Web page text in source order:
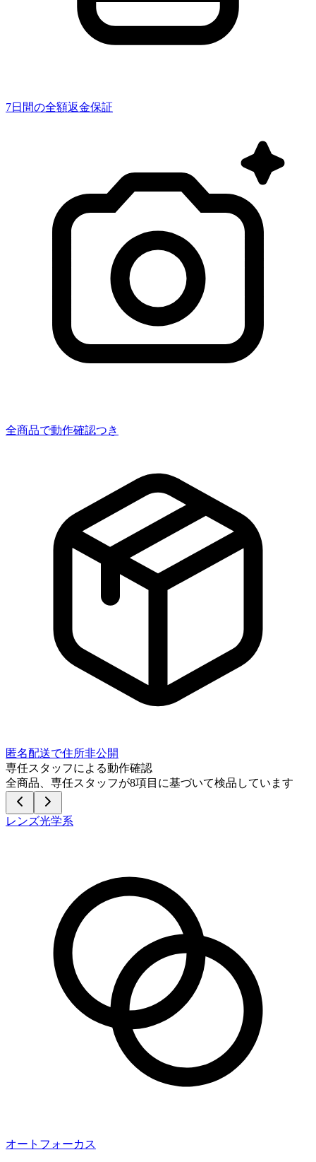
7日間の全額返金保証
全商品で動作確認つき
匿名配送で住所非公開
専任スタッフによる動作確認
全商品、専任スタッフが8項目に基づいて検品しています
レンズ光学系
オートフォーカス